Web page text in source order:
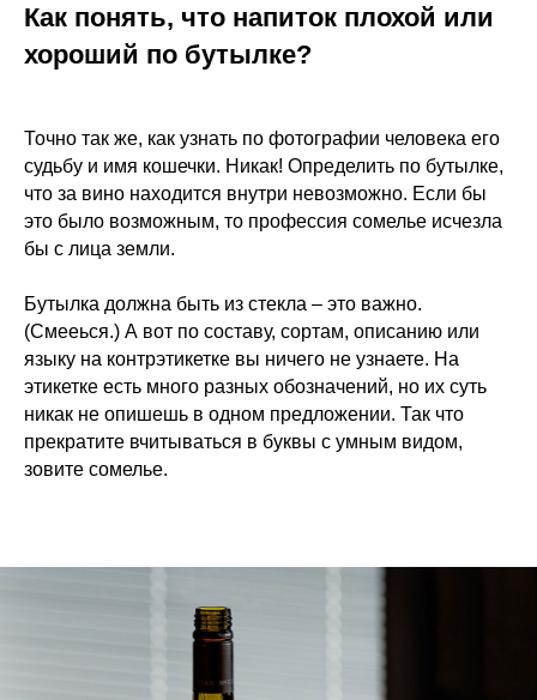
Как понять, что напиток плохой или
хороший по бутылке?
Точно так же, как узнать по фотографии человека его
судьбу и имя кошечки. Никак! Определить по бутылке,
что за вино находится внутри невозможно. Если бы
это было возможным, то профессия сомелье исчезла
бы с лица земли.
Бутылка должна быть из стекла – это важно.
(Смееься.) А вот по составу, сортам, описанию или
языку на контрэтикетке вы ничего не узнаете. На
этикетке есть много разных обозначений, но их суть
никак не опишешь в одном предложении. Так что
прекратите вчитываться в буквы с умным видом,
зовите сомелье.